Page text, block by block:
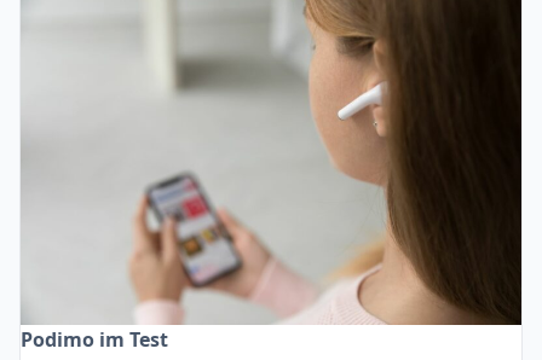
Podimo im Test